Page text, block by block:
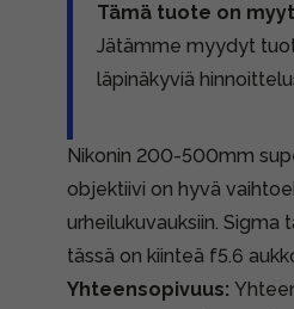
Tämä tuote on
Jätämme myydyt
läpinäkyviä
Nikonin 200-500mm
objektiivi on hyvä
urheilukuvauksiin.
tässä on kiinteä f5.6
Yhteensopivuus: